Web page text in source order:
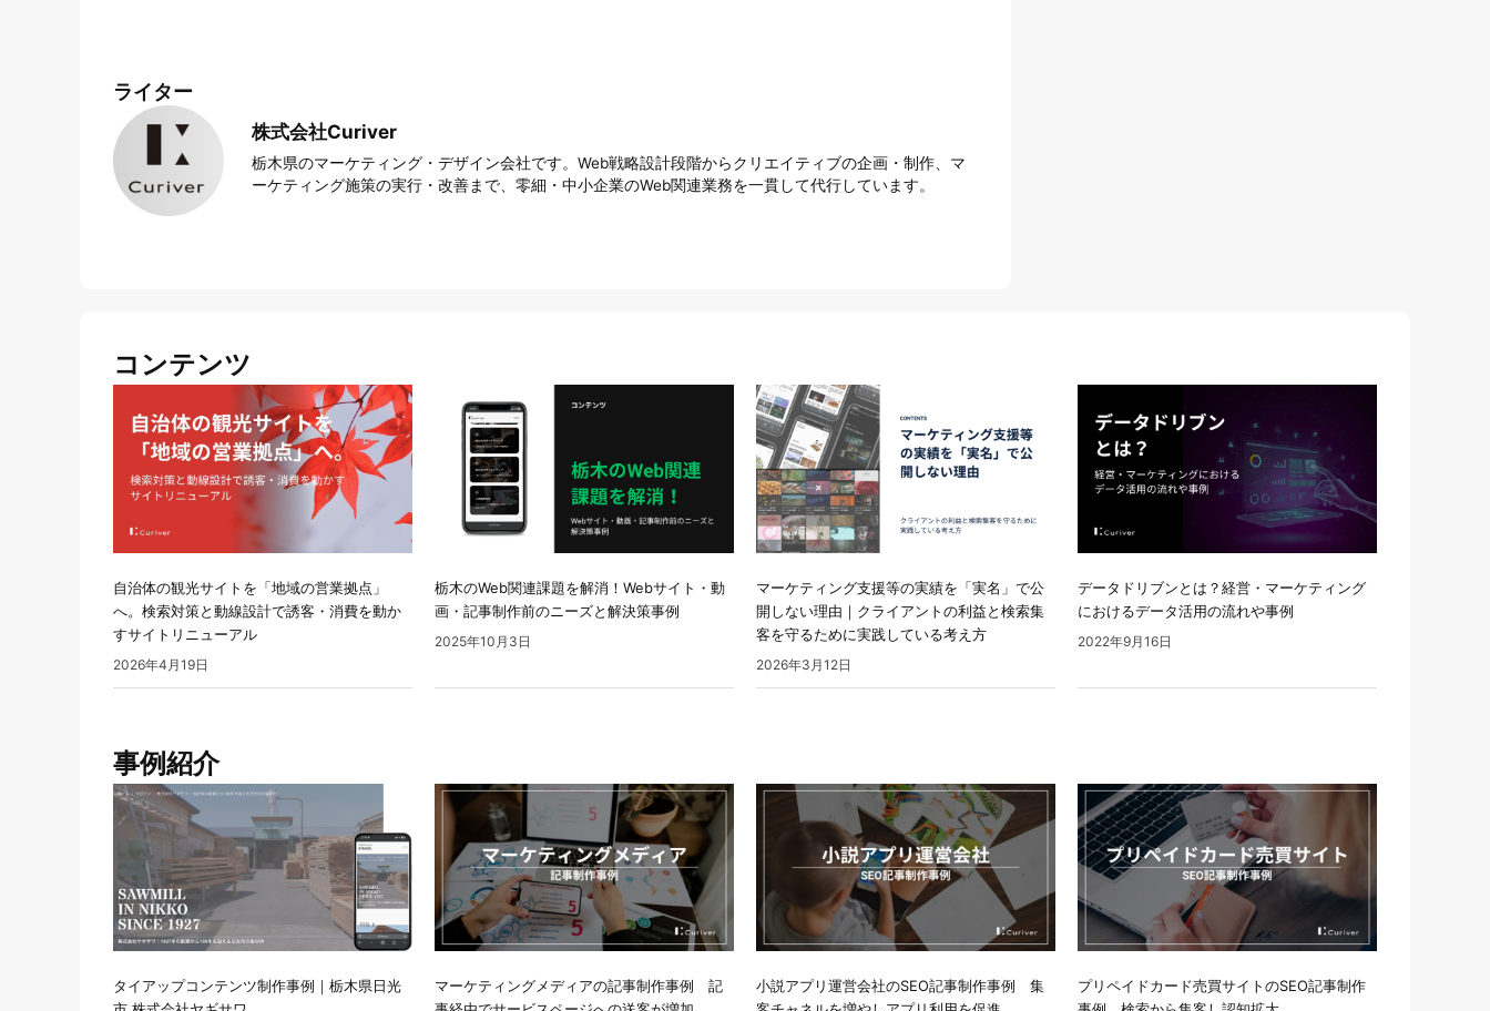
ライター
株式会社Curiver
栃木県のマーケティング・デザイン会社です。Web戦略設計段階からクリエイティブの企画・制作、マ
ーケティング施策の実行・改善まで、零細・中小企業のWeb関連業務を一貫して代行しています。
コンテンツ
自治体の観光サイトを「地域の営業拠点」
へ。検索対策と動線設計で誘客・消費を動か
すサイトリニューアル
2026年4月19日
栃木のWeb関連課題を解消！Webサイト・動
画・記事制作前のニーズと解決策事例
2025年10月3日
マーケティング支援等の実績を「実名」で公
開しない理由｜クライアントの利益と検索集
客を守るために実践している考え方
2026年3月12日
データドリブンとは？経営・マーケティング
におけるデータ活用の流れや事例
2022年9月16日
事例紹介
タイアップコンテンツ制作事例｜栃木県日光
マーケティングメディアの記事制作事例 記
小説アプリ運営会社のSEO記事制作事例 集
プリペイドカード売買サイトのSEO記事制作